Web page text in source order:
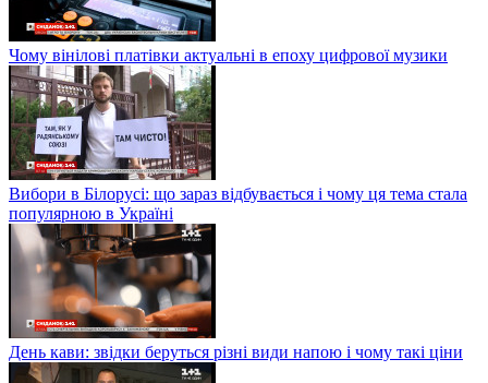
Чому вінілові платівки актуальні в епоху цифрової музики
Вибори в Білорусі: що зараз відбувається і чому ця тема стала
популярною в Україні
День кави: звідки беруться різні види напою і чому такі ціни